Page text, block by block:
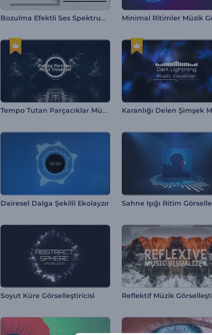
Bozulma Efektli Ses Spektrumu Görselleştirici
Tempo Tutan Parçacıklar Müzik Görselleştirici
Dairesel Dalga Şekilli Ekolayzır Sahne Işığı Ritim
Soyut Küre Görselleştiricisi Reflektif Müzik